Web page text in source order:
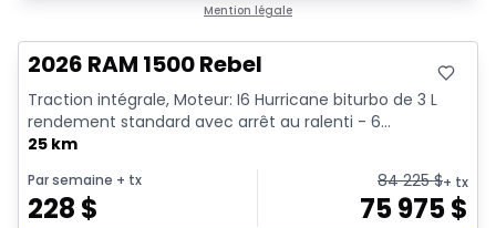
Mention légale
2026 RAM 1500 Rebel
Traction intégrale, Moteur: I6 Hurricane biturbo de 3 L
rendement standard avec arrêt au ralenti - 6...
25 km
Par semaine + tx
228 $
84 225$+ tx
75 975$